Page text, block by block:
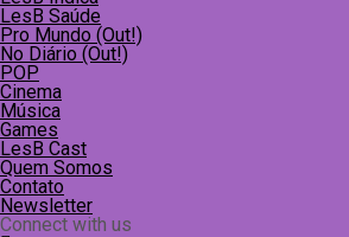
LesB Saúde
Pro Mundo (Out!)
No Diário (Out!)
POP
Cinema
Música
Games
LesB Cast
Quem Somos
Contato
Newsletter
Connect with us